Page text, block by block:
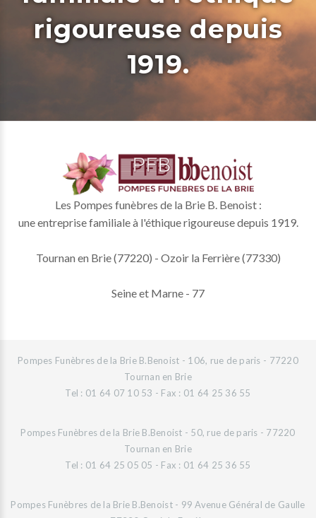
rigoureuse depuis
1919.
Les Pompes funèbres de la Brie B. Benoist :
une entreprise familiale à l'éthique rigoureuse depuis 1919.
Tournan en Brie (77220) - Ozoir la Ferrière (77330)
Seine et Marne - 77
Pompes Funèbres de la Brie B.Benoist - 106, rue de paris - 77220
Tournan en Brie
Tel : 01 64 07 10 53 - Fax : 01 64 25 36 55
Pompes Funèbres de la Brie B.Benoist - 50, rue de paris - 77220
Tournan en Brie
Tel : 01 64 25 05 05 - Fax : 01 64 25 36 55
Pompes Funèbres de la Brie B.Benoist - 99 Avenue Général de Gaulle